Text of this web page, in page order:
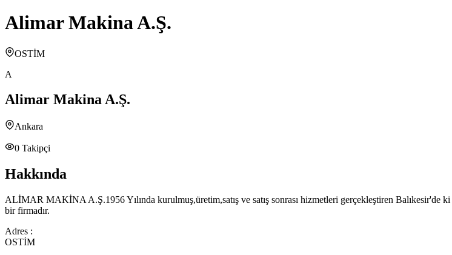
Alimar Makina A.Ş.
OSTİM
A
Alimar Makina A.Ş.
Ankara
0 Takipçi
Hakkında
ALİMAR MAKİNA A.Ş.1956 Yılında kurulmuş,üretim,satış ve satış sonrası hizmetleri gerçekleştiren
bir firmadır.
Adres :
OSTİM